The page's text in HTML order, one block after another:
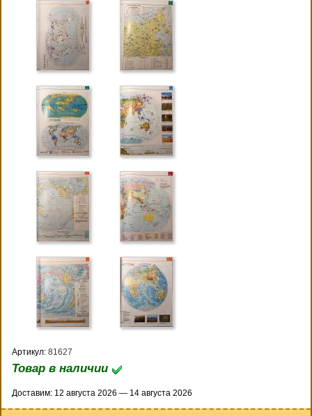
Артикул: 81627
Товар в наличии
Доставим: 12 августа 2026 — 14 августа 2026